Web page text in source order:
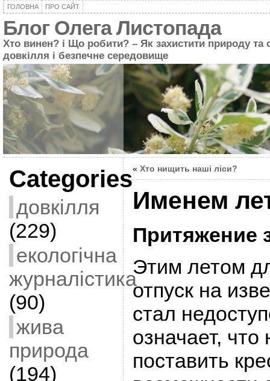
ГОЛОВНА ПРО САЙТ
Блог Олега Листопада
Хто винен? і Що робити? – Як захистити природу та
довкілля і безпечне середовище
Categories
довкілля
(229)
екологічна
журналістика
(90)
жива
природа
(194)
« Хто нищить наші ліси?
Именем
Притяжение
Этим летом
отпуск на
стал
означает,
поставить